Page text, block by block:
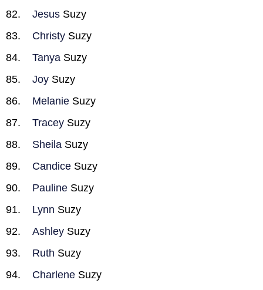
Jesus Suzy
Christy Suzy
Tanya Suzy
Joy Suzy
Melanie Suzy
Tracey Suzy
Sheila Suzy
Candice Suzy
Pauline Suzy
Lynn Suzy
Ashley Suzy
Ruth Suzy
Charlene Suzy